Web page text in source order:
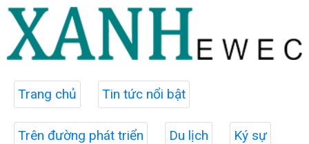
Trang chủ Tin tức nổi bật
Trên đường phát triển Du lịch Ký sự